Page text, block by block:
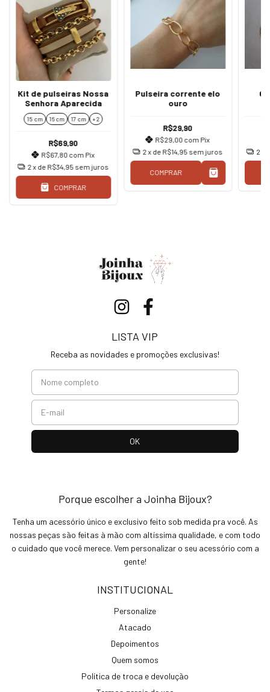
Kit de pulseiras Nossa
Senhora Aparecida
15 cm 16 cm 17 cm + 2
R$69,90
R$67,80 com Pix
2x de R$34,95 sem juros
COMPRAR
Pulseira corrente elo
ouro
R$29,90
R$29,00 com Pix
2 x de R$14,95 sem juros
COMPRAR
2
LISTA VIP
Receba as novidades e promoções exclusivas!
Porque escolher a Joinha Bijoux?
Tenha um acessório único e exclusivo feito sob medida pra você. As
nossas peças são feitas à mão com altíssima qualidade, e com todo
o cuidado que você merece. Vem personalizar o seu acessório com a
gente!
INSTITUCIONAL
Personalize
Atacado
Depoimentos
Quem somos
Política de troca e devolução